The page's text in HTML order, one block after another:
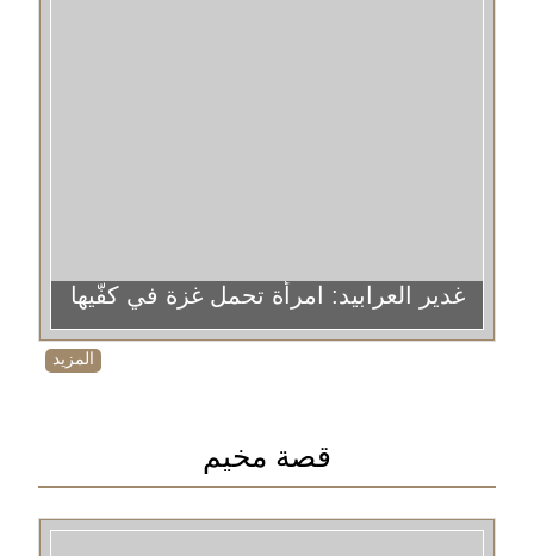
غدير العرابيد: امرأة تحمل غزة في كفّيها
المزيد
قصة مخيم